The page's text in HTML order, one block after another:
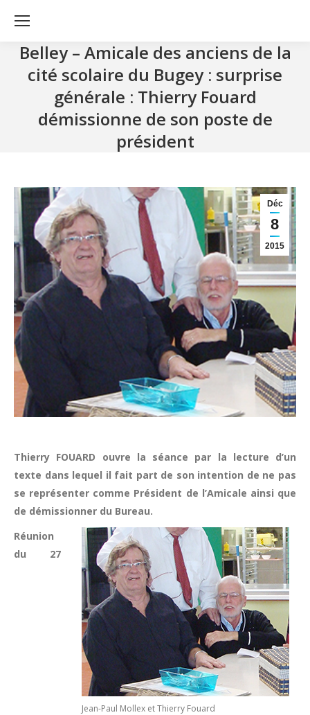
Belley – Amicale des anciens de la
cité scolaire du Bugey : surprise
générale : Thierry Fouard
démissionne de son poste de
président
Déc
8
2015
Thierry FOUARD ouvre la séance par la lecture d’un
texte dans lequel il fait part de son intention de ne pas
se représenter comme Président de l’Amicale ainsi que
de démissionner du Bureau.
Jean-Paul Mollex et Thierry Fouard
Réunion
du 27